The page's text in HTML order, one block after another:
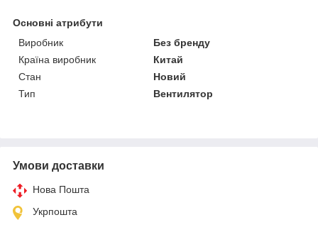
Основні атрибути
Виробник
Без бренду
Країна виробник
Китай
Стан
Новий
Тип
Вентилятор
Умови доставки
Нова Пошта
Укрпошта